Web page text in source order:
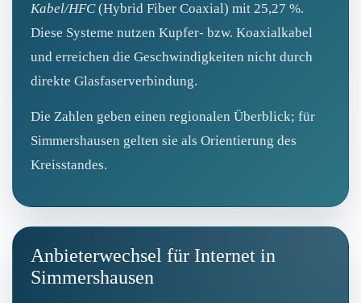
Kabel/HFC(Hybrid Fiber Coaxial) mit 25,27 %.
Diese Systeme nutzen Kupfer- bzw. Koaxialkabel
und erreichen die Geschwindigkeiten nicht durch
direkte Glasfaserverbindung.
Die Zahlen geben einen regionalen Überblick; für
Simmershausen gelten sie als Orientierung des
Kreisstandes.
Anbieterwechsel für Internet in
Simmershausen